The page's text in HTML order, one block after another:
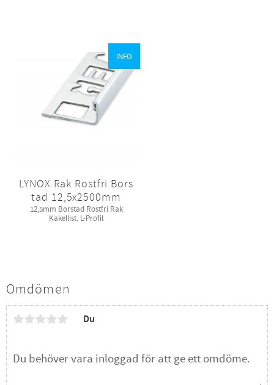
Omdömen
Du
LYNOX Rak Rostfri Bors
tad 12,5x2500mm
12,5mm Borstad Rostfri Rak
Kakellist. L-Profil
INFO